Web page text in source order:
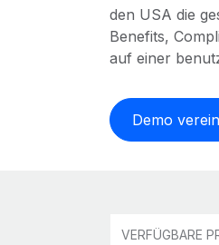
den USA die
Benefits,
auf einer
Demo
VERFÜGBARE